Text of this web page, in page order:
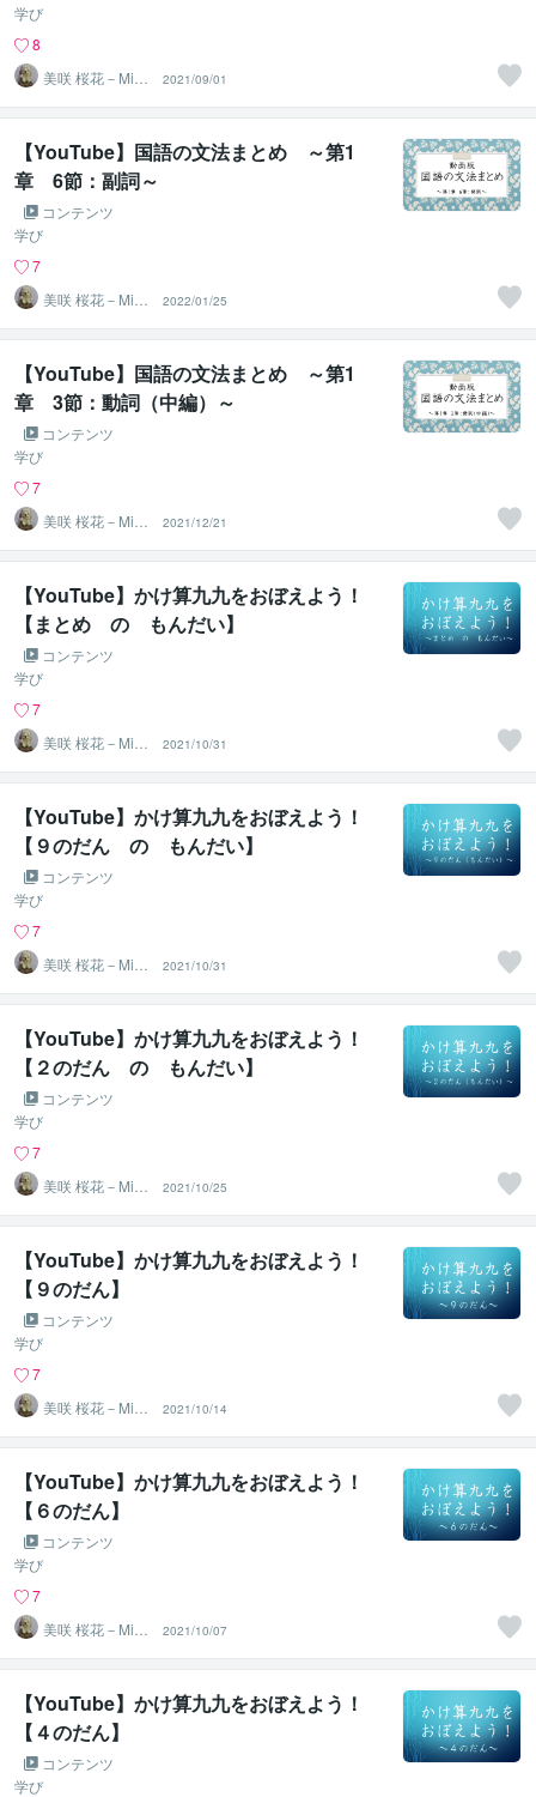
学び
8
美咲 桜花－Misa
ki Ohka－
2021/09/01
【YouTube】国語の文法まとめ ～第1
章 6節：副詞～
コンテンツ
学び
7
美咲 桜花－Misa
ki Ohka－
2022/01/25
【YouTube】国語の文法まとめ ～第1
章 3節：動詞（中編）～
コンテンツ
学び
7
美咲 桜花－Misa
ki Ohka－
2021/12/21
【YouTube】かけ算九九をおぼえよう！
【まとめ の もんだい】
コンテンツ
学び
7
美咲 桜花－Misa
ki Ohka－
2021/10/31
【YouTube】かけ算九九をおぼえよう！
【９のだん の もんだい】
コンテンツ
学び
7
美咲 桜花－Misa
ki Ohka－
2021/10/31
【YouTube】かけ算九九をおぼえよう！
【２のだん の もんだい】
コンテンツ
学び
7
美咲 桜花－Misa
ki Ohka－
2021/10/25
【YouTube】かけ算九九をおぼえよう！
【９のだん】
コンテンツ
学び
7
美咲 桜花－Misa
ki Ohka－
2021/10/14
【YouTube】かけ算九九をおぼえよう！
【６のだん】
コンテンツ
学び
7
美咲 桜花－Misa
ki Ohka－
2021/10/07
【YouTube】かけ算九九をおぼえよう！
【４のだん】
コンテンツ
学び